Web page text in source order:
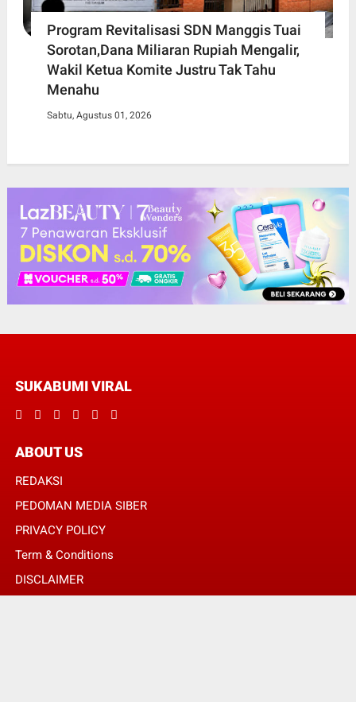
Program Revitalisasi SDN Manggis Tuai
Sorotan,Dana Miliaran Rupiah Mengalir,
Wakil Ketua Komite Justru Tak Tahu
Menahu
Sabtu, Agustus 01, 2026
SUKABUMI VIRAL
ABOUT US
REDAKSI
PEDOMAN MEDIA SIBER
PRIVACY POLICY
Term & Conditions
DISCLAIMER